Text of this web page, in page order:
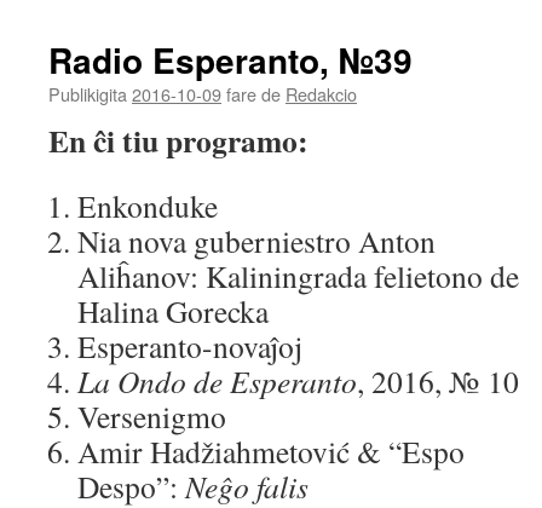
Radio Esperanto, №39
Publikigita 2016-10-09fare de Redakcio
En ĉi tiu programo:
Enkonduke
Nia nova guberniestro Anton
Aliĥanov: Kaliningrada felietono de
Halina Gorecka
Esperanto-novaĵoj
La Ondo de Esperanto, 2016, № 10
Versenigmo
Amir Hadžiahmetović & “Espo
Despo”:Neĝo falis